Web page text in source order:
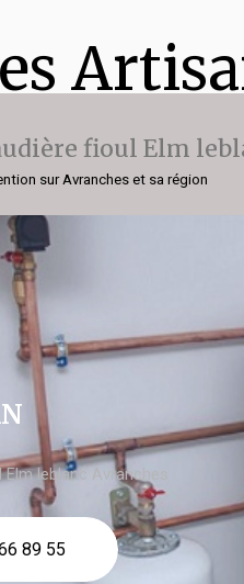
fioul Elm
sur Avranches et sa région
Elm leblanc Avranches
89 55